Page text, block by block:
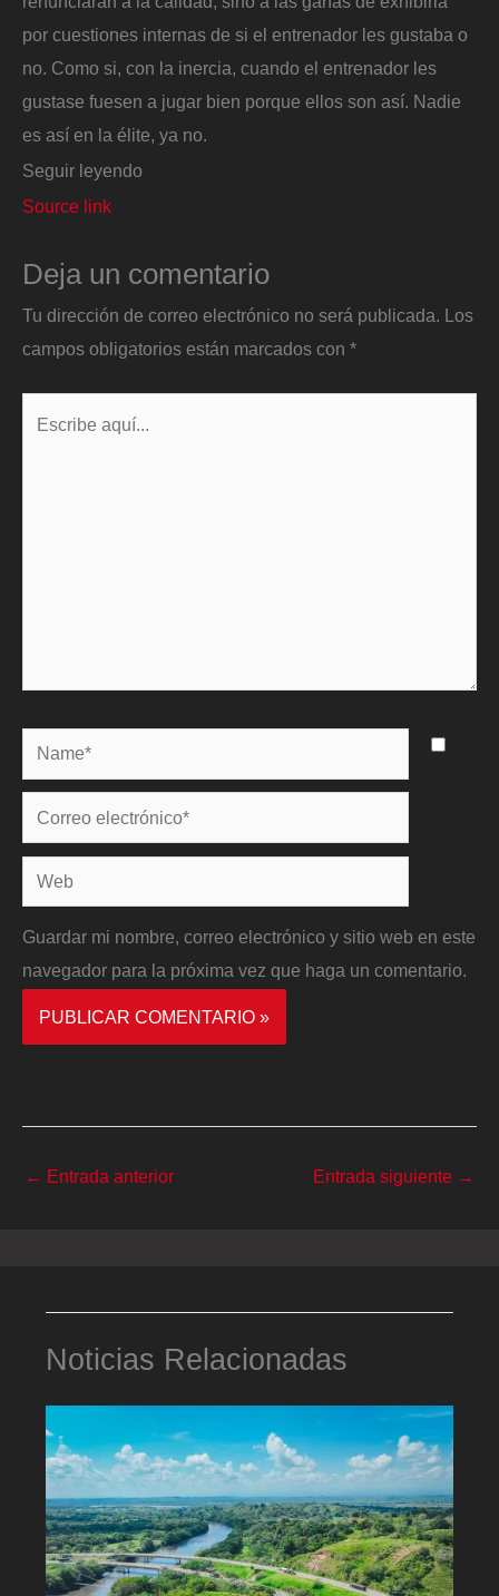
por cuestiones internas de si el entrenador les gustaba o
no. Como si, con la inercia, cuando el entrenador les
gustase fuesen a jugar bien porque ellos son así. Nadie
es así en la élite, ya no.
Seguir leyendo
Source link
Deja un comentario
Tu dirección de correo electrónico no será publicada.
Los
campos obligatorios están marcados con *
Name*
Correo
electrónico*
Web
Guardar mi nombre, correo electrónico y sitio web en este
navegador para la próxima vez que haga un comentario.
← Entrada anterior Entrada siguiente →
Noticias Relacionadas